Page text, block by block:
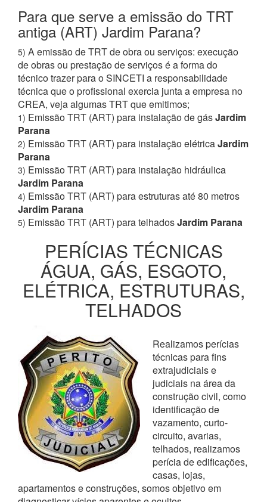
Para que serve a emissão do TRT
antiga (ART) Jardim Parana?
5) A emissão de TRT de obra ou serviços: execução
de obras ou prestação de serviços é a forma do
técnico trazer para o SINCETI a responsabilidade
técnica que o profissional exercia junta a empresa no
CREA, veja algumas TRT que emitimos;
1) Emissão TRT (ART) para instalação de gásJardim
Parana
2) Emissão TRT (ART) para instalação elétricaJardim
Parana
3) Emissão TRT (ART) para instalação hidráulica
Jardim Parana
4) Emissão TRT (ART) para estruturas até 80 metros
Jardim Parana
5) Emissão TRT (ART) para telhadosJardim Parana
PERÍCIAS TÉCNICAS
ÁGUA, GÁS, ESGOTO,
ELÉTRICA, ESTRUTURAS,
TELHADOS
Realizamos perícias
técnicas para fins
extrajudiciais e
judiciais na área da
construção civil, como
identificação de
vazamento, curto-
circuito, avarias,
telhados, realizamos
perícia de edificações,
casas, lojas,
apartamentos e construções, somos objetivo em